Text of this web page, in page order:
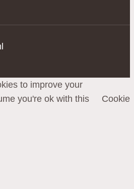
to improve your
you're ok with this
Cookie